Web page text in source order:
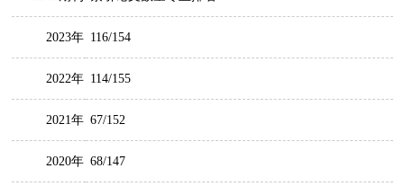
2023年 116/154
2022年 114/155
2021年 67/152
2020年 68/147